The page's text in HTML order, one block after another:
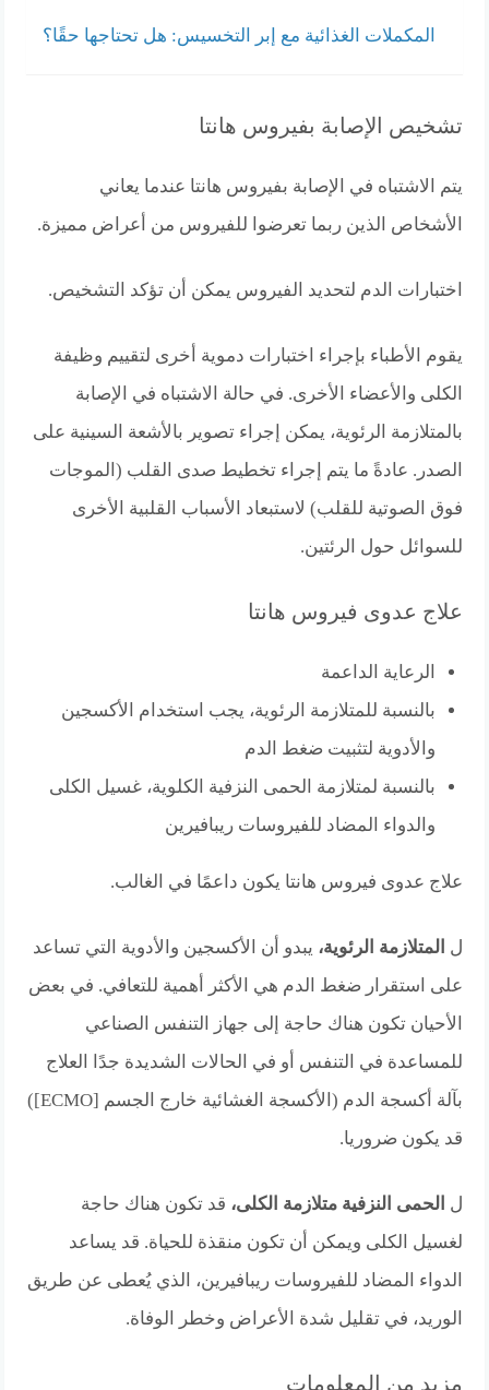
المكملات الغذائية مع إبر التخسيس: هل تحتاجها حقًا؟
تشخيص الإصابة بفيروس هانتا
يتم الاشتباه في الإصابة بفيروس هانتا عندما يعاني
الأشخاص الذين ربما تعرضوا للفيروس من أعراض مميزة.
اختبارات الدم لتحديد الفيروس يمكن أن تؤكد التشخيص.
يقوم الأطباء بإجراء اختبارات دموية أخرى لتقييم وظيفة
الكلى والأعضاء الأخرى. في حالة الاشتباه في الإصابة
بالمتلازمة الرئوية، يمكن إجراء تصوير بالأشعة السينية على
الصدر. عادةً ما يتم إجراء تخطيط صدى القلب (الموجات
فوق الصوتية للقلب) لاستبعاد الأسباب القلبية الأخرى
للسوائل حول الرئتين.
علاج عدوى فيروس هانتا
الرعاية الداعمة
بالنسبة للمتلازمة الرئوية، يجب استخدام الأكسجين
والأدوية لتثبيت ضغط الدم
بالنسبة لمتلازمة الحمى النزفية الكلوية، غسيل الكلى
والدواء المضاد للفيروسات ريبافيرين
علاج عدوى فيروس هانتا يكون داعمًا في الغالب.
ل المتلازمة الرئوية، يبدو أن الأكسجين والأدوية التي تساعد
على استقرار ضغط الدم هي الأكثر أهمية للتعافي. في بعض
الأحيان تكون هناك حاجة إلى جهاز التنفس الصناعي
للمساعدة في التنفس أو في الحالات الشديدة جدًا العلاج
بآلة أكسجة الدم (الأكسجة الغشائية خارج الجسم [ECMO])
قد يكون ضروريا.
ل الحمى النزفية متلازمة الكلى، قد تكون هناك حاجة
لغسيل الكلى ويمكن أن تكون منقذة للحياة. قد يساعد
الدواء المضاد للفيروسات ريبافيرين، الذي يُعطى عن طريق
الوريد، في تقليل شدة الأعراض وخطر الوفاة.
مزيد من المعلومات